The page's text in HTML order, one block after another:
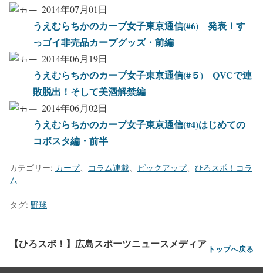
2014年07月01日
うえむらちかのカープ女子東京通信(#6) 発表！す
っゴイ非売品カープグッズ・前編
2014年06月19日
うえむらちかのカープ女子東京通信(#５) QVCで連
敗脱出！そして美酒解禁編
2014年06月02日
うえむらちかのカープ女子東京通信(#4)はじめての
コボスタ編・前半
カテゴリー: カープ、 コラム連載 ピックアップ、 ひろスポ！コラ
ム
タグ: 野球
【ひろスポ！】広島スポーツニュースメディア トップへ戻る